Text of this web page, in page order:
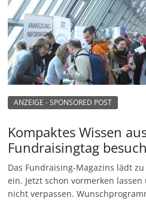
ANZEIGE - SPONSORED POST
Kompaktes Wissen
Fundraisingtag
Das Fundraising-Magazins lädt
ein. Jetzt schon vormerken
nicht verpassen.